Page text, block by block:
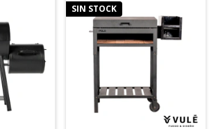
SIN STOCK